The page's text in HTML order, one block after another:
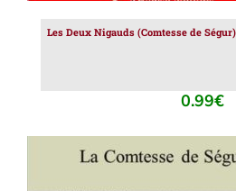
Les Deux Nigauds (Comtesse de
0.99€